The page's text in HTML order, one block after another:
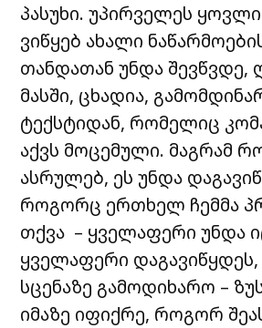
პასუხი.უპირველეს
ვიწყებ ახალი
თანდათან უნდა შევწვდე,
მასში, ცხადია,
ტექსტიდან, რომელიც
აქვს მოცემული. მაგრამ
ასრულებ, ეს უნდა
როგორც ერთხელ ჩემმა
თქვა – ყველაფერი უნდა
ყველაფერი დაგავიწყდეს,
სცენაზე გამოდიხარო –
იმაზე იფიქრე, როგორ